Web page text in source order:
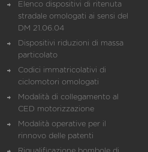
Elenco dispositivi di ritenuta
stradale omologati ai sensi del
DM 21.06.04
Dispositivi riduzioni di massa
particolato
Codici immatricolativi di
ciclomotori omologati
Modalità di collegamento al
CED motorizzazione
Modalità operative per il
rinnovo delle patenti